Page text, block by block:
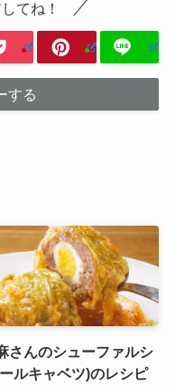
てね！
する
さんのシューファルシ
ルキャベツ)のレシピ